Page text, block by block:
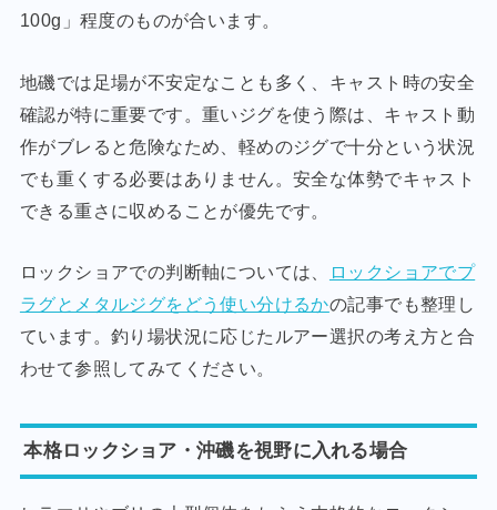
100g」程度のものが合います。
地磯では足場が不安定なことも多く、キャスト時の安全
確認が特に重要です。重いジグを使う際は、キャスト動
作がブレると危険なため、軽めのジグで十分という状況
でも重くする必要はありません。安全な体勢でキャスト
できる重さに収めることが優先です。
ロックショアでの判断軸については、
ロックショアでプ
ラグとメタルジグをどう使い分けるかの記事でも整理し
ています。釣り場状況に応じたルアー選択の考え方と合
わせて参照してみてください。
本格ロックショア・沖磯を視野に入れる場合